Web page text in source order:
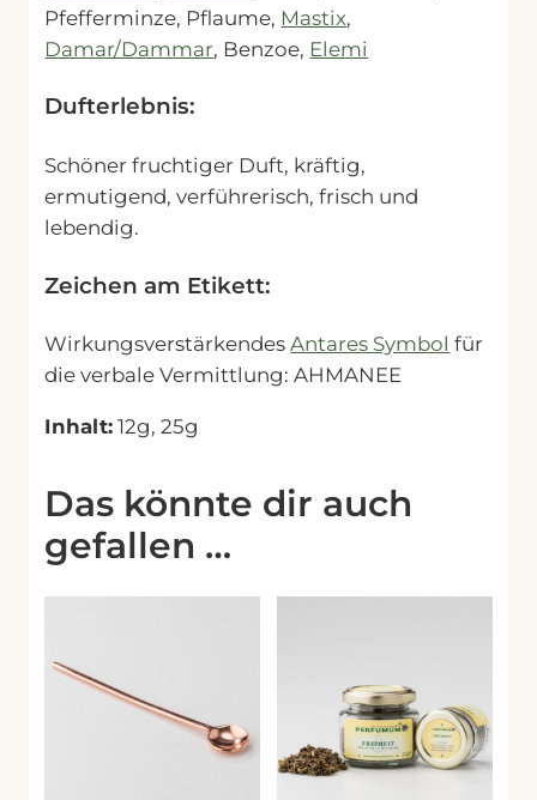
Pfefferminze, Pflaume, Mastix,
Damar/Dammar, Benzoe, Elemi
Dufterlebnis:
Schöner fruchtiger Duft, kräftig,
ermutigend, verführerisch, frisch und
lebendig.
Zeichen am Etikett:
WirkungsverstärkendesAntares Symbol für
die verbale Vermittlung: AHMANEE
Inhalt: 12g, 25g
Das könnte dir auch
gefallen …